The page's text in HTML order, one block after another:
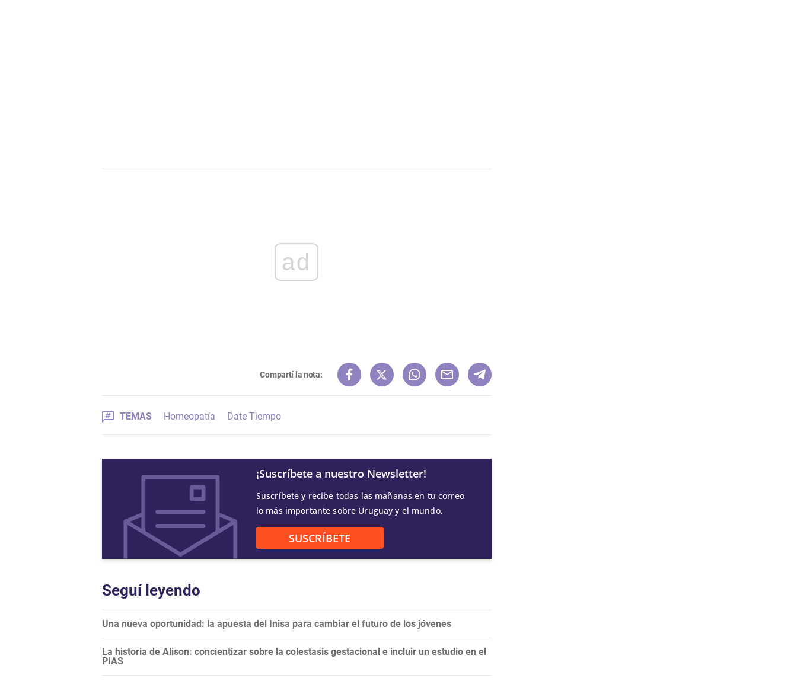
ad
Compartí la nota:
TEMAS Homeopatía Date Tiempo
¡Suscríbete a nuestro Newsletter!
Suscríbete y recibe todas las mañanas en tu correo
lo más importante sobre Uruguay y el mundo.
SUSCRÍBETE
Seguí leyendo
Una nueva oportunidad: la apuesta del Inisa para cambiar el futuro de los jóvenes
La historia de Alison: concientizar sobre la colestasis gestacional e incluir un estudio en el
PIAS